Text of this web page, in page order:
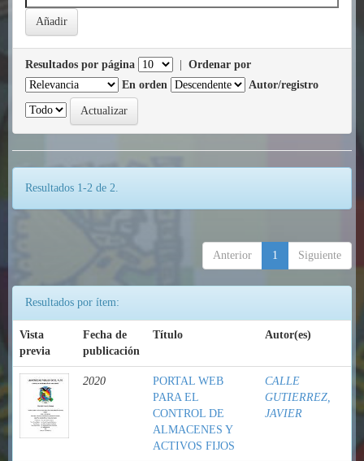
Resultados por página
Ordenar por
En orden
Autor/registro
Resultados 1-2 de 2.
Anterior 1 Siguiente
Resultados por ítem:
Vista
previa
Fecha de
publicación
Título Autor(es)
2020
PORTAL WEB
PARA EL
CONTROL DE
ALMACENES Y
ACTIVOS FIJOS
CALLE
GUTIERREZ,
JAVIER